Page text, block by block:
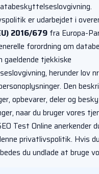
er udarbejdet i
2016/679 fra Europa-
forordning om
gaeldende tjekkiske
herunder lov
Den
opbevarer, deler og
naar du bruger vores
Test Online anerkender
privatlivspolitik. Hvis
du undlade at bruge